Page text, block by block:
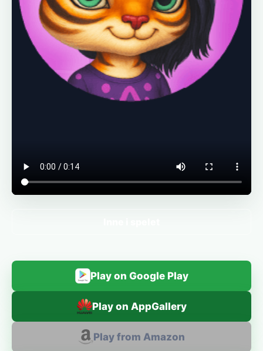
Play on Google Play
Play on AppGallery
Play from Amazon